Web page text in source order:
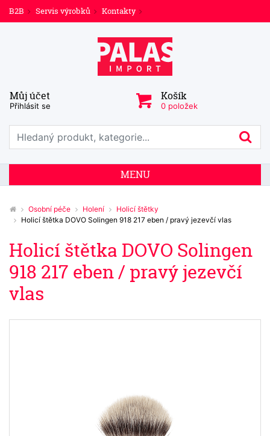
B2B Servis výrobků Kontakty
Můj účet
Přihlásit se
Košík
0 položek
Prohledat web
MENU
Osobní péče Holení
Holicí štětky
Holicí štětka DOVO Solingen 918 217 eben / pravý jezevčí vlas
Holicí štětka DOVO Solingen
918 217 eben / pravý jezevčí
vlas